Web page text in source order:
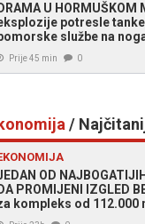
U HORMUŠKOM
potresle
službe na
Prije 45 min 0
/
OD
PROMIJENI IZGLED
kompleks od 112.000